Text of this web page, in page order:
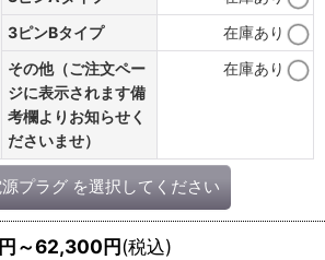
3ピンBタイプ
在庫あり
その他（ご注文ペー
ジに表示されます備
考欄よりお知らせく
ださいませ）
在庫あり
プラグ を選択してください
円～62,300円(税込)